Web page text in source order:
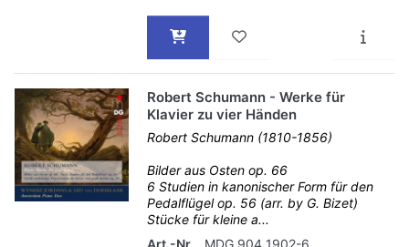
Robert Schumann - Werke für
Klavier zu vier Händen
Robert Schumann (1810-1856)
Bilder aus Osten op. 66
6 Studien in kanonischer Form für den
Pedalflügel op. 56 (arr. by G. Bizet)
Stücke für kleine a...